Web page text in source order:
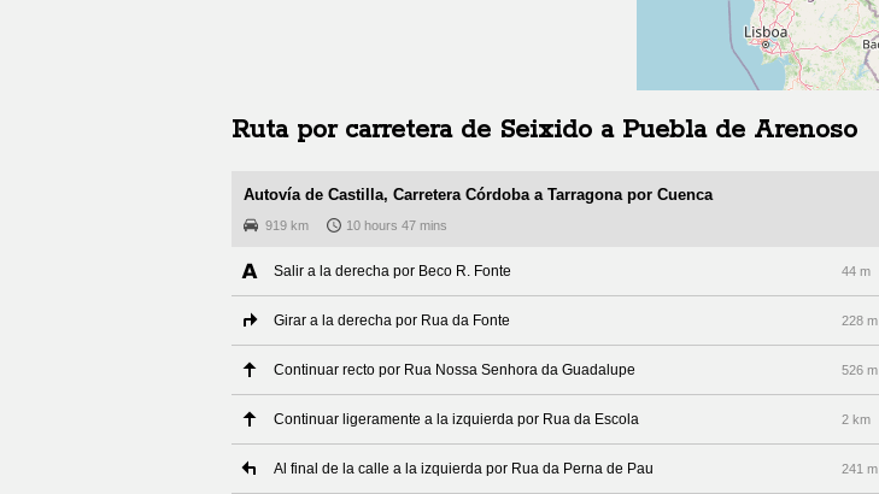
Ruta por carretera de Seixido a Puebla de Arenoso
Autovía de Castilla, Carretera Córdoba a Tarragona por Cuenca
919 km 10 hours 47 mins
Salir a la derecha por Beco R. Fonte 44 m
Girar a la derecha por Rua da Fonte 228 m
Continuar recto por Rua Nossa Senhora da Guadalupe 526 m
Continuar ligeramente a la izquierda por Rua da Escola 2 km
Al final de la calle a la izquierda por Rua da Perna de Pau 241 m